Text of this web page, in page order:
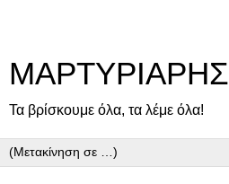
ΜΑΡΤΥΡΙΑΡΗΣ
Τα βρίσκουμε όλα, τα λέμε όλα!